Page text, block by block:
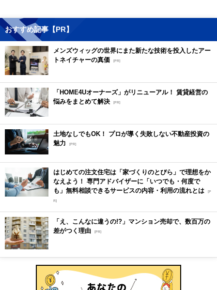
おすすめ記事【PR】
メンズウィッグの世界にまた新たな技術を投入したアー
トネイチャーの真価 [PR]
「HOME4Uオーナーズ」がリニューアル！ 賃貸経営の
悩みをまとめて解決 [PR]
土地なしでもOK！ プロが導く失敗しない不動産投資の
魅力
[PR]
はじめての注文住宅は「家づくりのとびら」で理想をか
なえよう！ 専門アドバイザーに「いつでも・何度で
も」無料相談できるサービスの内容・利用の流れとは [P
R]
「え、こんなに違うの!?」マンション売却で、数百万の
差がつく理由 [PR]